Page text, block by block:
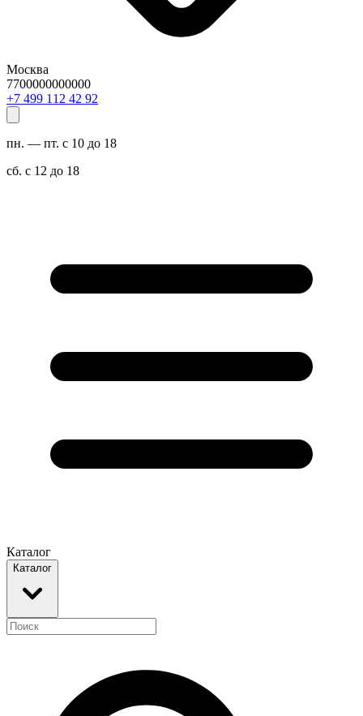
Москва
7700000000000
29 24 211 994 7+
пн. — пт. с 10 до 18
сб. с 12 до 18
Каталог
Каталог